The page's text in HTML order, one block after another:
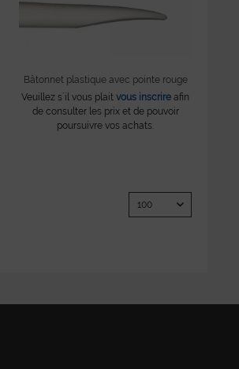
Bâtonnet plastique avec pointe rouge
Veuillez s´il vous plaitvous inscrire afin
de consulter les prix et de pouvoir
poursuivre vos achats.